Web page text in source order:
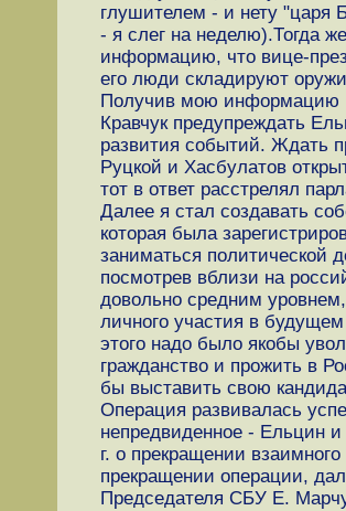
глушителем - и нету "царя
- я слег на неделю).Тогда
информацию, что вице-
его люди складируют
Получив мою информацию
Кравчук предупреждать
развития событий. Ждать
Руцкой и Хасбулатов
тот в ответ расстрелял
Далее я стал создавать
которая была
заниматься политической
посмотрев вблизи на
довольно средним
личного участия в
этого надо было якобы
гражданство и прожить в
бы выставить свою
Операция развивалась
непредвиденное - Ельцин
г. о прекращении
прекращении операции,
Председателя СБУ Е.